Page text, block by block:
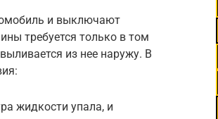
и выключают
требуется только в том
из нее наружу. В
жидкости упала, и